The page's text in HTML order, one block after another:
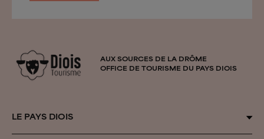
AUX SOURCES DE LA DRÔME
OFFICE DE TOURISME DU PAYS DIOIS
LE PAYS DIOIS